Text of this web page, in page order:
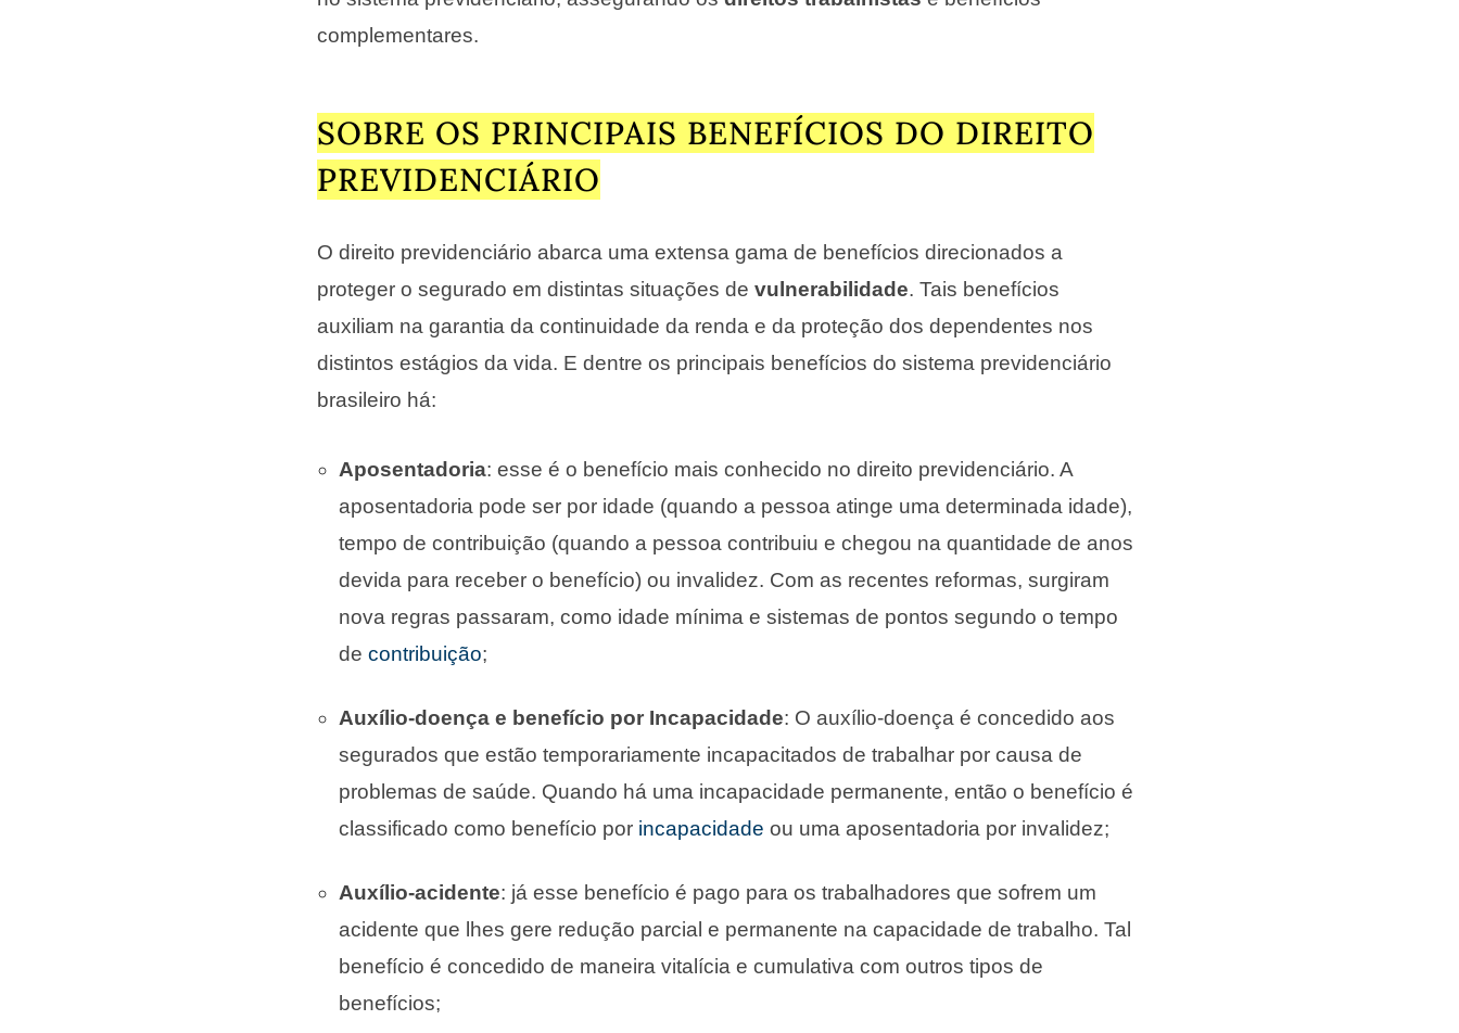
complementares.
SOBRE OS PRINCIPAIS BENEFÍCIOS DO DIREITO
PREVIDENCIÁRIO
O direito previdenciário abarca uma extensa gama de benefícios direcionados a
proteger o segurado em distintas situações devulnerabilidade. Tais benefícios
auxiliam na garantia da continuidade da renda e da proteção dos dependentes nos
distintos estágios da vida. E dentre os principais benefícios do sistema previdenciário
brasileiro há:
Aposentadoria: esse é o benefício mais conhecido no direito previdenciário. A
aposentadoria pode ser por idade (quando a pessoa atinge uma determinada idade),
tempo de contribuição (quando a pessoa contribuiu e chegou na quantidade de anos
devida para receber o benefício) ou invalidez. Com as recentes reformas, surgiram
nova regras passaram, como idade mínima e sistemas de pontos segundo o tempo
decontribuição;
Auxílio-doença e benefício por Incapacidade: O auxílio-doença é concedido aos
segurados que estão temporariamente incapacitados de trabalhar por causa de
problemas de saúde. Quando há uma incapacidade permanente, então o benefício é
classificado como benefício por incapacidade ou uma aposentadoria por invalidez;
Auxílio-acidente: já esse benefício é pago para os trabalhadores que sofrem um
acidente que lhes gere redução parcial e permanente na capacidade de trabalho. Tal
benefício é concedido de maneira vitalícia e cumulativa com outros tipos de
benefícios;